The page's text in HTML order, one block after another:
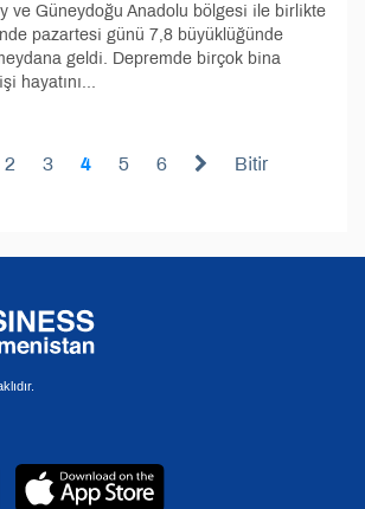
ve Güneydoğu Anadolu bölgesi ile birlikte
pazartesi günü 7,8 büyüklüğünde
geldi. Depremde birçok bina
hayatını...
2 3 4 5 6 Bitir